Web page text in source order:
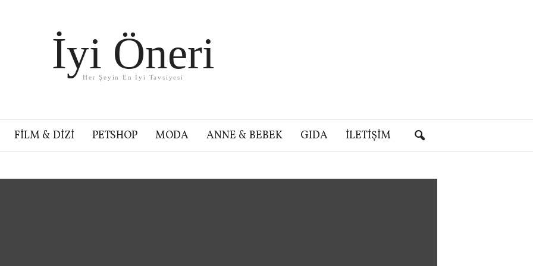
İyi Öneri
Her Şeyin En İyi Tavsiyesi
FILM & DIZI PETSHOP MODA ANNE & BEBEK GIDA İLETIŞIM